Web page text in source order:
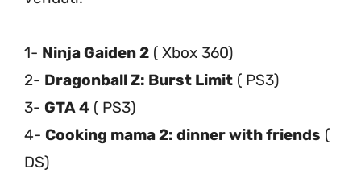
1- Ninja Gaiden 2 ( Xbox 360)
2- Dragonball Z: Burst Limit ( PS3)
3- GTA 4 ( PS3)
4- Cooking mama 2: dinner with friends (
DS)